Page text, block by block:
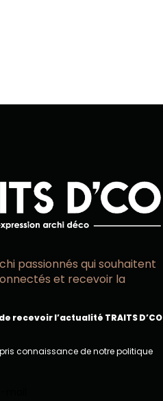
passionnés qui souhaitent
et recevoir la
recevoir l’actualité TRAITS D’CO
connaissance de notre politique